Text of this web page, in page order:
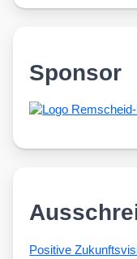
Sponsor
Posi­ti­ve